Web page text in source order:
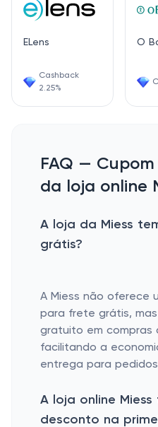
ELens
Cashback
2.25%
O
FAQ —
da loja online
A loja da Miess
grátis?
A Miess não oferece
para frete grátis,
gratuito em compras
facilitando a
entrega para
A loja online
desconto na